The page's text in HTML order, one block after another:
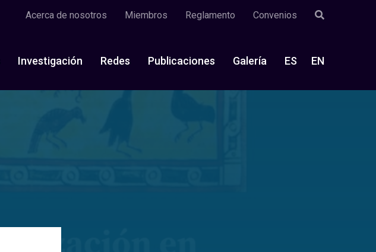
Acerca de nosotros Miembros Reglamento Convenios
Investigación Redes Publicaciones Galería ES EN